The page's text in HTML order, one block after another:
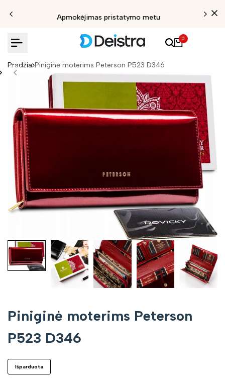
Apmokėjimas pristatymo metu
0
Pradžia Piniginė moterims Peterson P523 D346
Piniginė moterims Peterson
P523 D346
Išparduota